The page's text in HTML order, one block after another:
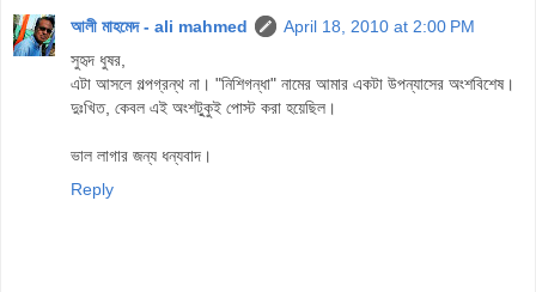
আলী মাহমেদ - ali mahmed
April 18, 2010 at 2:00 PM
সুহৃদ ধুষর,
এটা আসলে গল্পগ্রন্থ না। "নিশিগন্ধা" নামের আমার একটা উপন্যাসের অংশবিশেষ।
দুঃখিত, কেবল এই অংশটু্কুই পোস্ট করা হয়েছিল।
ভাল লাগার জন্য ধন্যবাদ।
Reply